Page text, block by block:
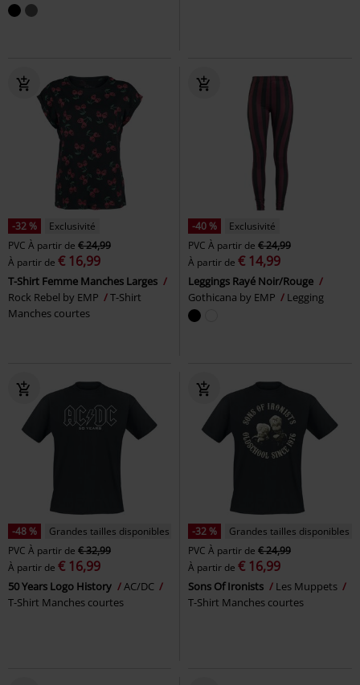
-32 %
Exclusivité
PVC À partir de € 24,99
À partir de € 16,99
T-Shirt Femme Manches Larges
Rock Rebel by EMP
T-Shirt
Manches courtes
-40 %
Exclusivité
PVC À partir de € 24,99
À partir de € 14,99
Leggings Rayé Noir/Rouge
Gothicana by EMP
Legging
-48 %
Grandes tailles disponibles
PVC À partir de € 32,99
À partir de € 16,99
50 Years Logo History
AC/DC
T-Shirt Manches courtes
-32 %
Grandes tailles disponibles
PVC À partir de € 24,99
À partir de € 16,99
Sons Of Ironists
Les Muppets
T-Shirt Manches courtes